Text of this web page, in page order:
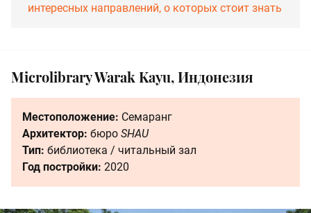
интересных направлений, о которых стоит знать
Microlibrary Warak Kayu, Индонезия
Местоположение: Семаранг
Архитектор: бюро SHAU
Тип: библиотека / читальный зал
Год постройки: 2020